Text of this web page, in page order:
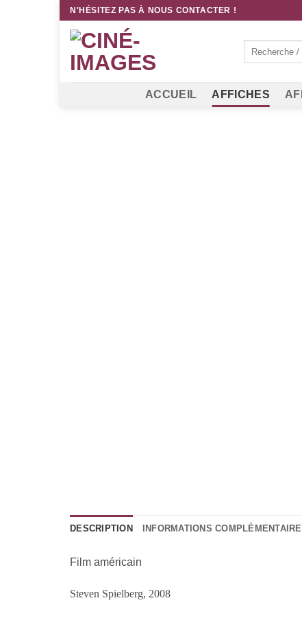
Passer
contenu
N'HÉSITEZ PAS À NOUS CONTACTER !
ACCUEIL AFFICHES
DESCRIPTION INFORMATIONS
Film américain
Steven Spielberg, 2008